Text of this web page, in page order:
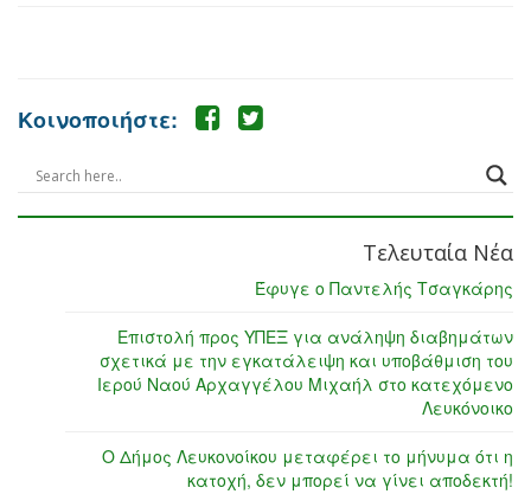
Κοινοποιήστε:
Τελευταία Νέα
Έφυγε ο Παντελής Τσαγκάρης
Επιστολή προς ΥΠΕΞ για ανάληψη διαβημάτων
σχετικά με την εγκατάλειψη και υποβάθμιση του
Ιερού Ναού Αρχαγγέλου Μιχαήλ στο κατεχόμενο
Λευκόνοικο
Ο Δήμος Λευκονοίκου μεταφέρει το μήνυμα ότι η
κατοχή, δεν μπορεί να γίνει αποδεκτή!